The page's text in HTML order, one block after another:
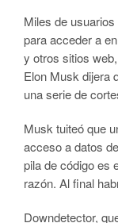
Miles de
para acceder a
y otros sitios
Elon Musk dijera
una serie de
Musk tuiteó que
acceso a datos
pila de código es
razón. Al final
Downdetector,